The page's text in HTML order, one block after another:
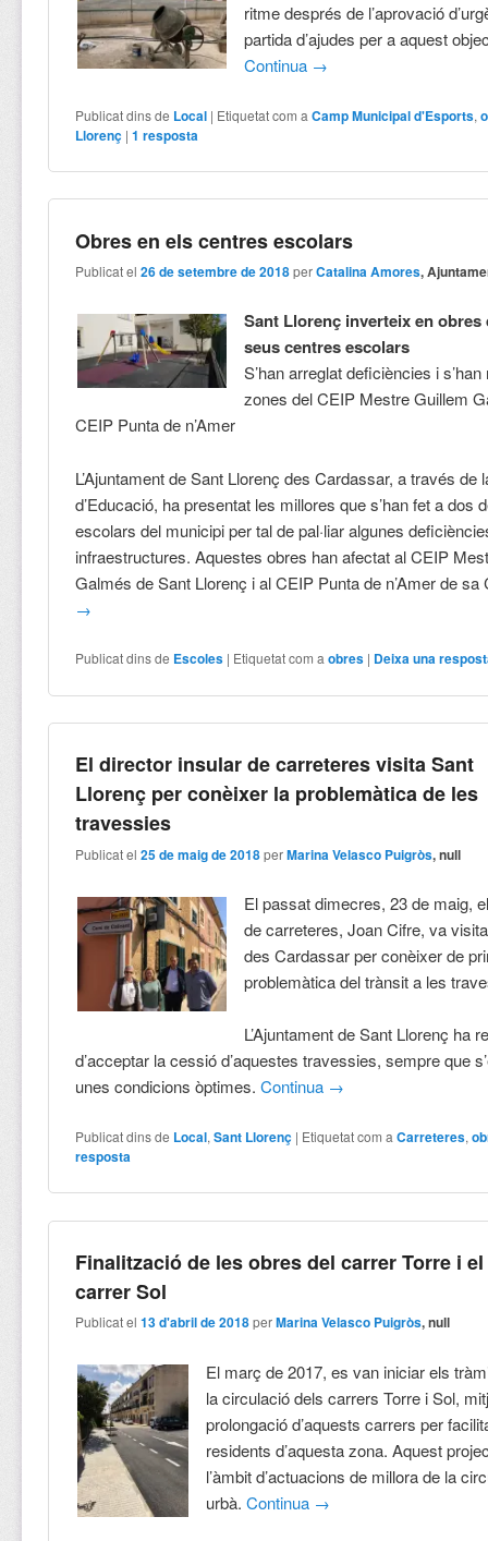
ritme després de l’aprovació
partida d’ajudes per a aquest
Continua →
Publicat dins de Local | Etiquetat com a Camp Municipal d'Esports,
Llorenç |1 resposta
Obres en els centres escolars
Publicat el26 de setembre de 2018 perCatalina Amores,
Sant Llorenç inverteix en
seus centres escolars
S’han arreglat deficiències i
zones del CEIP Mestre Guillem
CEIP Punta de n’Amer
L’Ajuntament de Sant Llorenç des Cardassar, a través de
d’Educació, ha presentat les millores que s’han fet a dos
escolars del municipi per tal de pal·liar algunes
infraestructures. Aquestes obres han afectat al CEIP
Galmés de Sant Llorenç i al CEIP Punta de n’Amer de
→
Publicat dins de Escoles | Etiquetat com a obres | Deixa una
El director insular de carreteres visita Sant
Llorenç per conèixer la problemàtica de les
travessies
Publicat el25 de maig de 2018 perMarina Velasco Puigròs, null
El passat dimecres, 23 de maig,
de carreteres, Joan Cifre, va
des Cardassar per conèixer de
problemàtica del trànsit a les
L’Ajuntament de Sant Llorenç ha
d’acceptar la cessió d’aquestes travessies, sempre que
unes condicions òptimes.Continua →
Publicat dins de Local,Sant Llorenç | Etiquetat com a Carreteres,
resposta
Finalització de les obres del carrer Torre i el
carrer Sol
Publicat el13 d'abril de 2018 perMarina Velasco Puigròs, null
El març de 2017, es van iniciar els
la circulació dels carrers Torre i Sol,
prolongació d’aquests carrers per
residents d’aquesta zona. Aquest
l’àmbit d’actuacions de millora de la
urbà.Continua →